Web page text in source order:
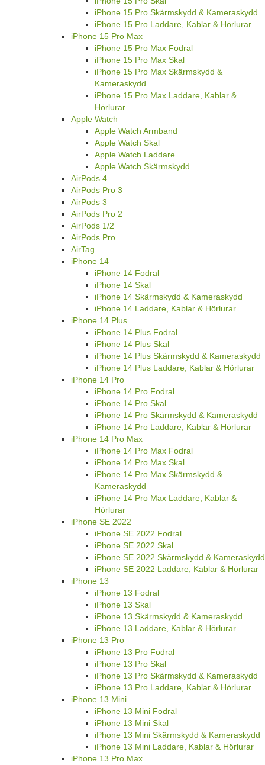
iPhone 15 Pro Skärmskydd & Kameraskydd
iPhone 15 Pro Laddare, Kablar & Hörlurar
iPhone 15 Pro Max
iPhone 15 Pro Max Fodral
iPhone 15 Pro Max Skal
iPhone 15 Pro Max Skärmskydd &
Kameraskydd
iPhone 15 Pro Max Laddare, Kablar &
Hörlurar
Apple Watch
Apple Watch Armband
Apple Watch Skal
Apple Watch Laddare
Apple Watch Skärmskydd
AirPods 4
AirPods Pro 3
AirPods 3
AirPods Pro 2
AirPods 1/2
AirPods Pro
AirTag
iPhone 14
iPhone 14 Fodral
iPhone 14 Skal
iPhone 14 Skärmskydd & Kameraskydd
iPhone 14 Laddare, Kablar & Hörlurar
iPhone 14 Plus
iPhone 14 Plus Fodral
iPhone 14 Plus Skal
iPhone 14 Plus Skärmskydd & Kameraskydd
iPhone 14 Plus Laddare, Kablar & Hörlurar
iPhone 14 Pro
iPhone 14 Pro Fodral
iPhone 14 Pro Skal
iPhone 14 Pro Skärmskydd & Kameraskydd
iPhone 14 Pro Laddare, Kablar & Hörlurar
iPhone 14 Pro Max
iPhone 14 Pro Max Fodral
iPhone 14 Pro Max Skal
iPhone 14 Pro Max Skärmskydd &
Kameraskydd
iPhone 14 Pro Max Laddare, Kablar &
Hörlurar
iPhone SE 2022
iPhone SE 2022 Fodral
iPhone SE 2022 Skal
iPhone SE 2022 Skärmskydd & Kameraskydd
iPhone SE 2022 Laddare, Kablar & Hörlurar
iPhone 13
iPhone 13 Fodral
iPhone 13 Skal
iPhone 13 Skärmskydd & Kameraskydd
iPhone 13 Laddare, Kablar & Hörlurar
iPhone 13 Pro
iPhone 13 Pro Fodral
iPhone 13 Pro Skal
iPhone 13 Pro Skärmskydd & Kameraskydd
iPhone 13 Pro Laddare, Kablar & Hörlurar
iPhone 13 Mini
iPhone 13 Mini Fodral
iPhone 13 Mini Skal
iPhone 13 Mini Skärmskydd & Kameraskydd
iPhone 13 Mini Laddare, Kablar & Hörlurar
iPhone 13 Pro Max